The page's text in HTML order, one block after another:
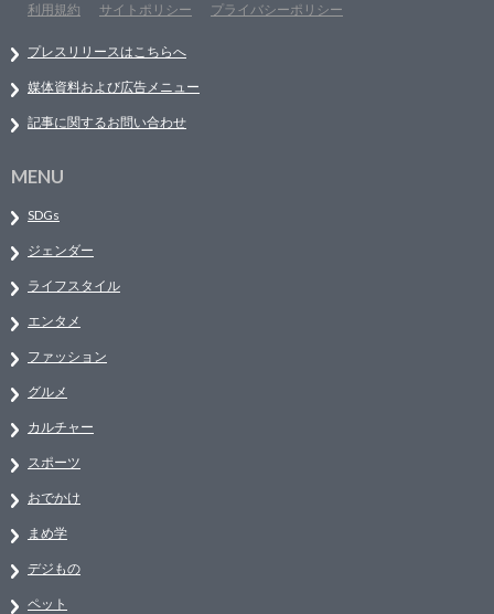
利用規約
サイトポリシー プライバシーポリシー
プレスリリースはこちらへ
媒体資料および広告メニュー
記事に関するお問い合わせ
MENU
SDGs
ジェンダー
ライフスタイル
エンタメ
ファッション
グルメ
カルチャー
スポーツ
おでかけ
まめ学
デジもの
ペット